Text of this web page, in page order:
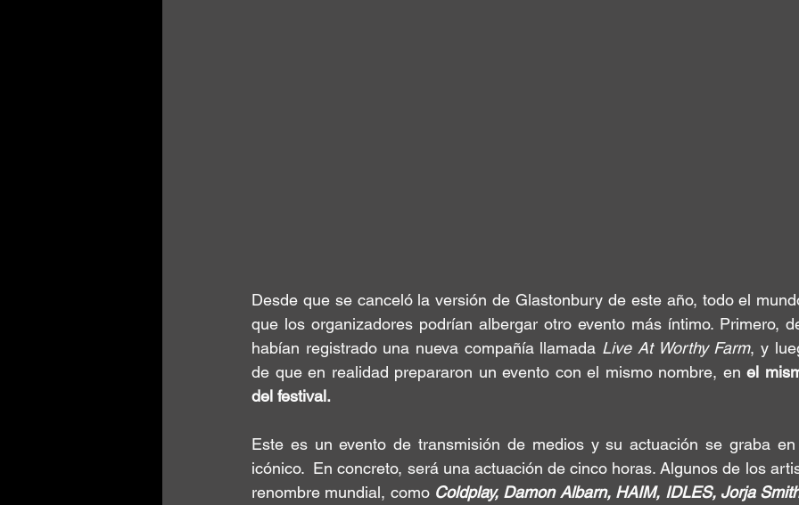
Desde que se canceló la versión de Glastonbury de este año, todo el
que los organizadores podrían albergar otro evento más íntimo. Primero,
habían registrado una nueva compañía llamada Live At Worthy Farm, y
de que en realidad prepararon un evento con el mismo nombre, en el
del festival.
Este es un evento de transmisión de medios y su actuación se graba
icónico.  En concreto, será una actuación de cinco horas. Algunos de los
renombre mundial, como Coldplay, Damon Albarn, HAIM, IDLES, Jorja